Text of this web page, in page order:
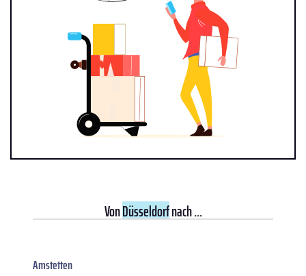
VonDüsseldorfnach ...
Amstetten